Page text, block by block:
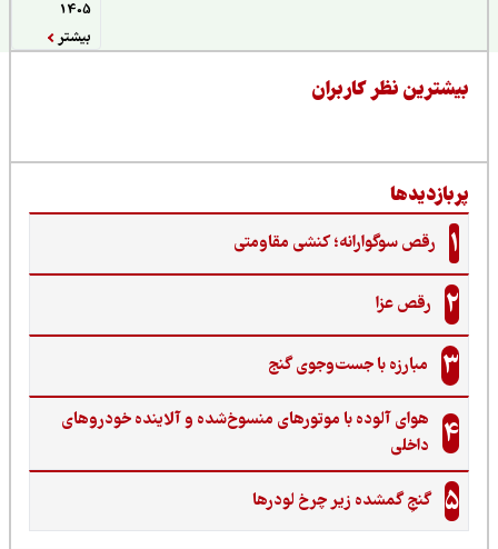
نظر کاربران
رقص سوگوارانه؛ کنشی مقاومتی
رقص عزا
مبارزه با جست‌وجوی گنج‌
هوای آلوده با موتورهای منسوخ‌شده و آلاینده خودروهای
داخلی
گنجِ گمشده زیر چرخ لودرها